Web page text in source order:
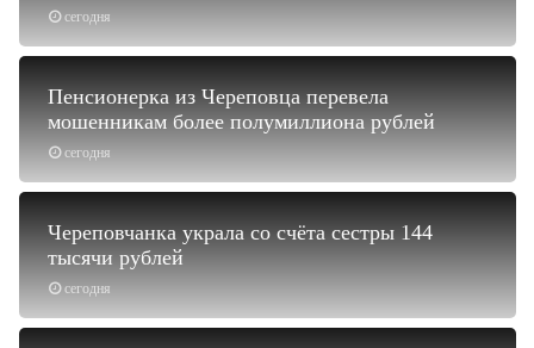
сегодня
сегодня
Пенсионерка из Череповца перевела
мошенникам более полумиллиона рублей
сегодня
Череповчанка украла со счёта сестры 144
тысячи рублей